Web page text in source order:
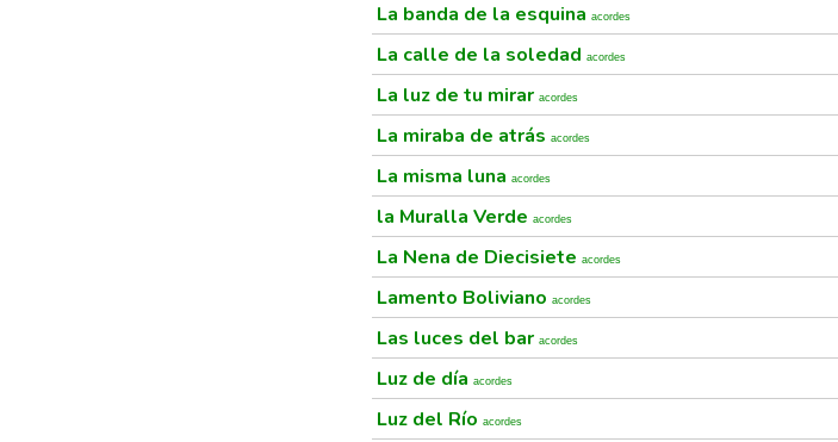
La banda de la esquina acordes
La calle de la soledad acordes
La luz de tu mirar acordes
La miraba de atrás acordes
La misma luna acordes
la Muralla Verde acordes
La Nena de Diecisiete acordes
Lamento Boliviano acordes
Las luces del bar acordes
Luz de día acordes
Luz del Río acordes